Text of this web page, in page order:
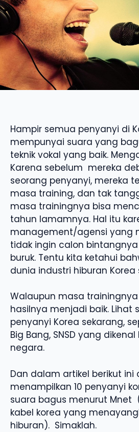
Hampir semua penyanyi di
mempunyai suara yang
teknik vokal yang baik.
Karena sebelum mereka
seorang penyanyi, mereka
masa training, dan tak
masa trainingnya bisa
tahun lamamnya. Hal itu
management/agensi yang
tidak ingin calon
buruk. Tentu kita ketahui
dunia industri hiburan
Walaupun masa
hasilnya menjadi baik. Lihat
penyanyi Korea sekarang,
Big Bang, SNSD yang
negara.
Dan dalam artikel berikut ini
menampilkan 10 penyanyi
suara bagus menurut Mnet
kabel korea yang
hiburan). Simaklah.